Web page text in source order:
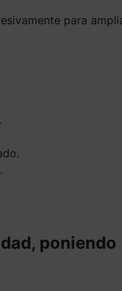
para
poniendo